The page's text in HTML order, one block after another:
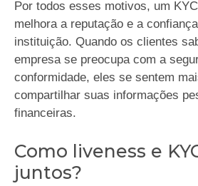
Por todos esses motivos, um
melhora a reputação e a
instituição. Quando os clientes
empresa se preocupa com a
conformidade, eles se sentem
compartilhar suas informações
financeiras.
Como liveness e
juntos?